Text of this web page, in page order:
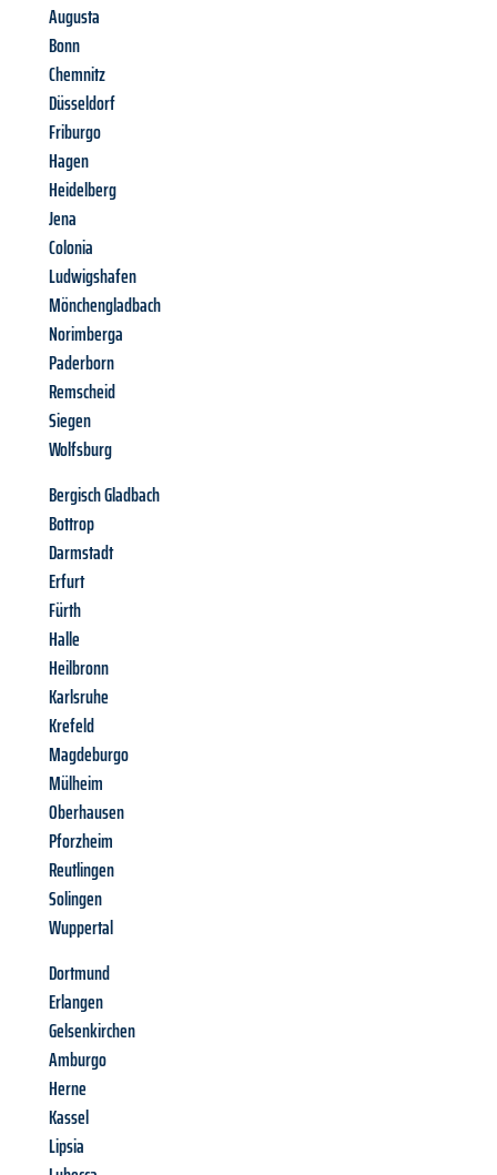
Augusta
Bonn
Chemnitz
Düsseldorf
Friburgo
Hagen
Heidelberg
Jena
Colonia
Ludwigshafen
Mönchengladbach
Norimberga
Paderborn
Remscheid
Siegen
Wolfsburg
Bergisch Gladbach
Bottrop
Darmstadt
Erfurt
Fürth
Halle
Heilbronn
Karlsruhe
Krefeld
Magdeburgo
Mülheim
Oberhausen
Pforzheim
Reutlingen
Solingen
Wuppertal
Dortmund
Erlangen
Gelsenkirchen
Amburgo
Herne
Kassel
Lipsia